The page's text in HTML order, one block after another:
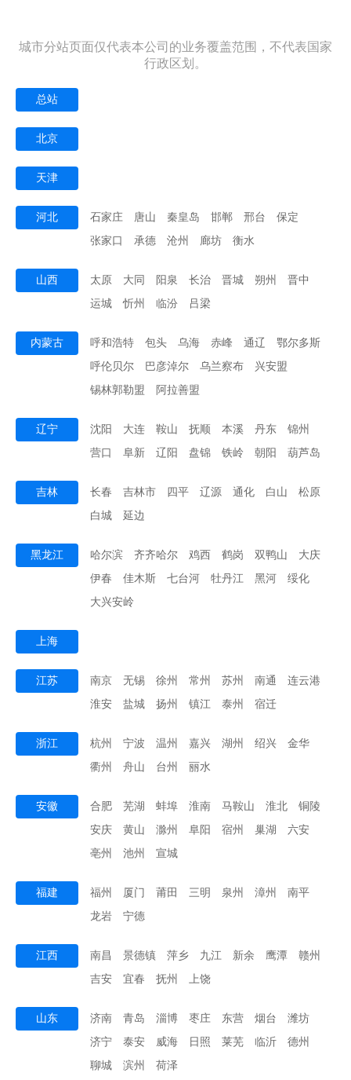
城市分站页面仅代表本公司的业务覆盖范围，不代表国家
行政区划。
总站
北京
天津
河北 石家庄 唐山 秦皇岛 邯郸 邢台
保定
张家口
承德 沧州 廊坊 衡水
山西 太原 大同 阳泉 长治 晋城 朔州
晋中
运城
忻州 临汾 吕梁
内蒙古 呼和浩特 包头 乌海 赤峰 通辽
鄂尔多斯
呼伦贝尔
巴彦淖尔 乌兰察布
兴安盟
锡林郭勒盟
阿拉善盟
辽宁 沈阳 大连 鞍山 抚顺 本溪 丹东
锦州
营口
阜新 辽阳 盘锦 铁岭 朝阳 葫芦岛
吉林 长春 吉林市 四平 辽源 通化 白山
松原
白城
延边
黑龙江 哈尔滨 齐齐哈尔 鸡西 鹤岗 双鸭山
大庆
伊春
佳木斯 七台河 牡丹江 黑河
绥化
大兴安岭
上海
江苏 南京 无锡 徐州 常州 苏州 南通
连云港
淮安
盐城 扬州 镇江 泰州 宿迁
浙江 杭州 宁波 温州 嘉兴 湖州 绍兴
金华
衢州
舟山 台州 丽水
安徽 合肥 芜湖 蚌埠 淮南 马鞍山 淮北
铜陵
安庆
黄山 滁州 阜阳 宿州 巢湖
六安
亳州
池州 宣城
福建 福州 厦门 莆田 三明 泉州 漳州
南平
龙岩
宁德
江西 南昌 景德镇 萍乡 九江 新余 鹰潭
赣州
吉安
宜春 抚州 上饶
山东 济南 青岛 淄博 枣庄 东营 烟台
潍坊
济宁
泰安 威海 日照 莱芜 临沂
德州
聊城
滨州 荷泽